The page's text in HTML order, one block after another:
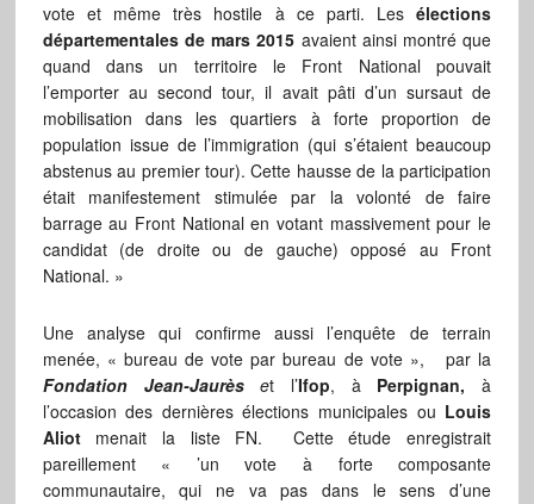
vote et même très hostile à ce parti. Lesélections
départementales de mars 2015 avaient ainsi montré que
quand dans un territoire le Front National pouvait
l’emporter au second tour, il avait pâti d’un sursaut de
mobilisation dans les quartiers à forte proportion de
population issue de l’immigration (qui s’étaient beaucoup
abstenus au premier tour). Cette hausse de la participation
était manifestement stimulée par la volonté de faire
barrage au Front National en votant massivement pour le
candidat (de droite ou de gauche) opposé au Front
National. »
Une analyse qui confirme aussi l’enquête de terrain
menée, « bureau de vote par bureau de vote », par la
Fondation Jean-Jaurèset l’Ifop, à Perpignan,à
l’occasion des dernières élections municipales ou Louis
Aliotmenait la liste FN. Cette étude enregistrait
pareillement « ’un vote à forte composante
communautaire, qui ne va pas dans le sens d’une